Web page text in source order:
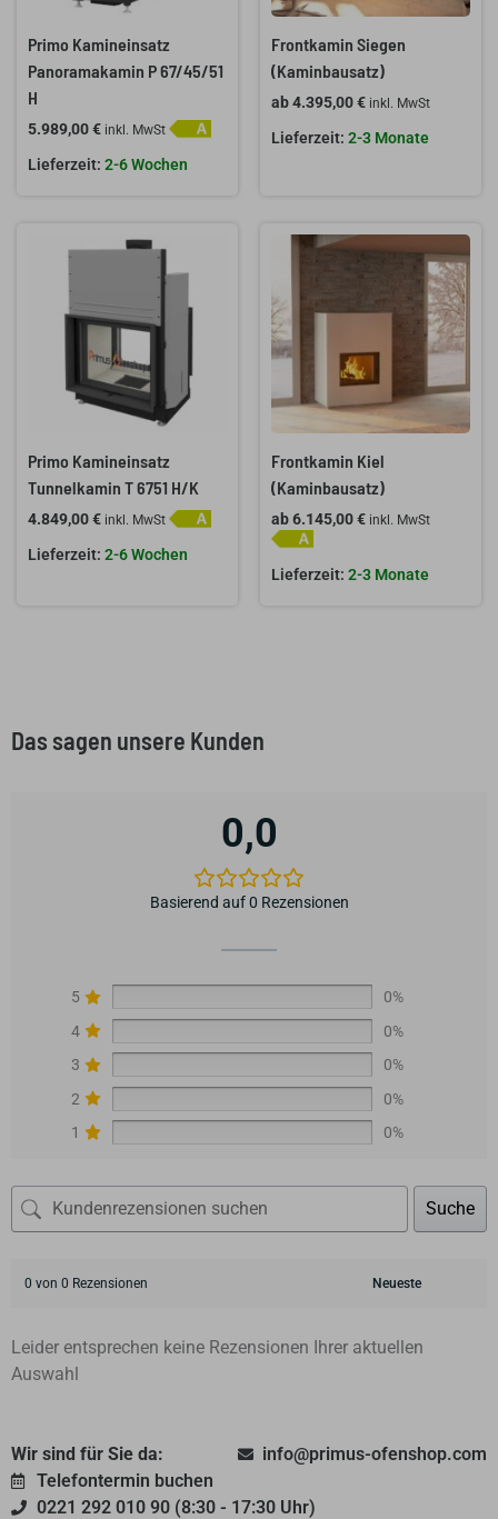
Primo Kamineinsatz
Panoramakamin P 67/45/51
H
5.989,00€ inkl. MwSt
2-6 Wochen
Frontkamin Siegen
(Kaminbausatz)
ab4.395,00€ inkl. MwSt
2-3 Monate
Primo Kamineinsatz
Tunnelkamin T 6751 H/K
4.849,00€ inkl. MwSt
2-6 Wochen
Frontkamin Kiel
(Kaminbausatz)
ab6.145,00€ inkl. MwSt
2-3 Monate
Das sagen unsere Kunden
0,0
Basierend auf 0 Rezensionen
5
0%
4
0%
3
0%
2
0%
1
0%
Suche
0 von 0 Rezensionen
Leider entsprechen keine Rezensionen Ihrer aktuellen
Auswahl
Wir sind für Sie da:
info@primus-ofenshop.com
Telefontermin buchen
0221 292 010 90 (8:30 - 17:30 Uhr)